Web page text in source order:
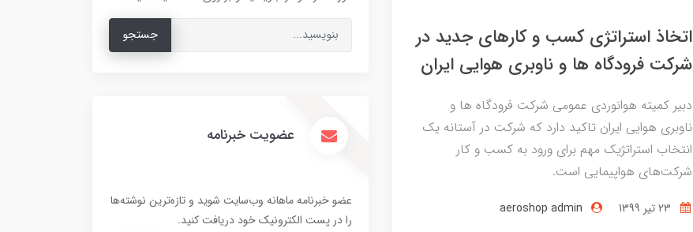
اتخاذ استراتژی کسب و کارهای جدید در
شرکت فرودگاه ها و ناوبری هوایی ایران
دبیر کمیته هوانوردی عمومی شرکت فرودگاه ها و
ناوبری هوایی ایران تاکید دارد که شرکت در آستانه یک
انتخاب استراتژیک مهم برای ورود به کسب و کار
شرکت‌های هواپیمایی است.
aeroshop admin
جستجو
عضویت خبرنامه
عضو خبرنامه ماهانه وب‌سایت شوید و تازه‌ترین نوشته‌ها
را در پست الکترونیک خود دریافت کنید.